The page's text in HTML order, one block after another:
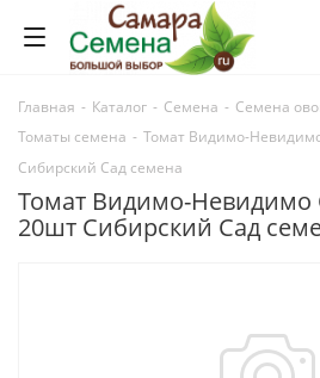
Главная - Каталог - Семена - Семена
Томаты семена - Томат Видимо-
Сибирский Сад семена
Томат Видимо-Невидимо
20шт Сибирский Сад